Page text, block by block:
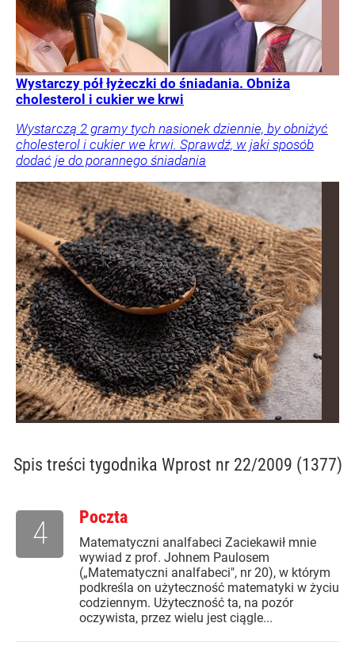
Wystarczy pół łyżeczki do śniadania. Obniża
cholesterol i cukier we krwi
Wystarczą 2 gramy tych nasionek dziennie, by obniżyć
cholesterol i cukier we krwi. Sprawdź, w jaki sposób
dodać je do porannego śniadania
Spis treści tygodnika Wprost nr 22/2009 (1377)
Poczta
Matematyczni analfabeci Zaciekawił mnie
wywiad z prof. Johnem Paulosem
(„Matematyczni analfabeci", nr 20), w którym
podkreśla on użyteczność matematyki w życiu
codziennym. Użyteczność ta, na pozór
oczywista, przez wielu jest ciągle...
4